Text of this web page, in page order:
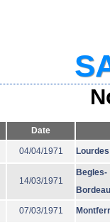
Date
04/04/1971 Lourdes
14/03/1971
Begles-
07/03/1971